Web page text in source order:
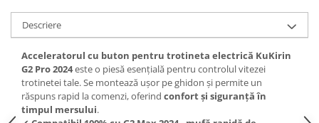
Descriere
Acceleratorul cu buton pentru trotineta electrică KuKirin
G2 Pro 2024este o piesă esențială pentru controlul vitezei
trotinetei tale. Se montează ușor pe ghidon și permite un
răspuns rapid la comenzi, oferind confort și siguranță în
timpul mersului.